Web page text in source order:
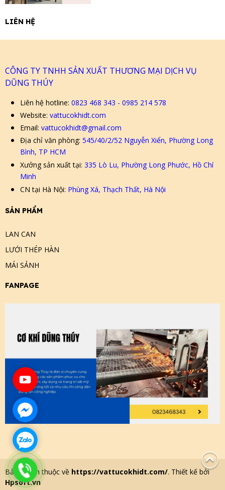
LIÊN HỆ
CÔNG TY TNHH SẢN XUẤT THƯƠNG MẠI DỊCH VỤ
DŨNG THÚY
Liên hệ hotline: 0823 468 343 - 0985 214 578
Website: vattucokhidt.com
Email: vattucokhidt@gmail.com
Địa chỉ văn phòng: 545/40/2/52 Nguyễn Xiển, Phường Long
Bình, TP HCM
Xưởng sản xuất tại: 335 Lò Lu, Phường Long Phước, Hồ Chí
Minh
CN tại Hà Nội: Phùng Xá, Thạch Thất, Hà Nội
SẢN PHẨM
LAN CAN
LƯỚI THÉP HÀN
MÁI SẢNH
FANPAGE
Bản quyền thuộc về https://vattucokhidt.com/. Thiết kế bởi
Hpsoft.vn